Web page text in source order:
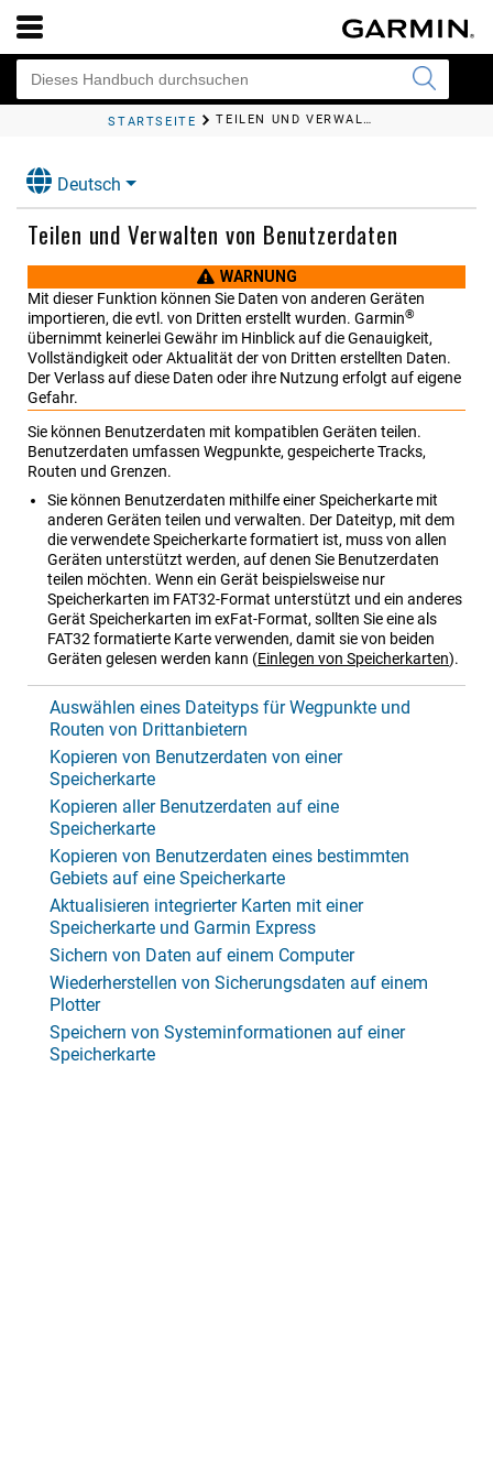
STARTSEITE TEILEN UND VERWALTEN VON BENUTZERDATEN
Deutsch
Teilen und Verwalten von Benutzerdaten
WARNUNG
Mit dieser Funktion können Sie Daten von anderen Geräten
importieren, die evtl. von Dritten erstellt wurden. Garmin®
übernimmt keinerlei Gewähr im Hinblick auf die Genauigkeit,
Vollständigkeit oder Aktualität der von Dritten erstellten Daten.
Der Verlass auf diese Daten oder ihre Nutzung erfolgt auf eigene
Gefahr.
Sie können Benutzerdaten mit kompatiblen Geräten teilen.
Benutzerdaten umfassen Wegpunkte, gespeicherte Tracks,
Routen und Grenzen.
Sie können Benutzerdaten mithilfe einer Speicherkarte mit
anderen Geräten teilen und verwalten. Der Dateityp, mit dem
die verwendete Speicherkarte formatiert ist, muss von allen
Geräten unterstützt werden, auf denen Sie Benutzerdaten
teilen möchten. Wenn ein Gerät beispielsweise nur
Speicherkarten im FAT32-Format unterstützt und ein anderes
Gerät Speicherkarten im exFat-Format, sollten Sie eine als
FAT32 formatierte Karte verwenden, damit sie von beiden
Geräten gelesen werden kann (Einlegen von Speicherkarten).
Auswählen eines Dateityps für Wegpunkte und
Routen von Drittanbietern
Kopieren von Benutzerdaten von einer
Speicherkarte
Kopieren aller Benutzerdaten auf eine
Speicherkarte
Kopieren von Benutzerdaten eines bestimmten
Gebiets auf eine Speicherkarte
Aktualisieren integrierter Karten mit einer
Speicherkarte und Garmin Express
Sichern von Daten auf einem Computer
Wiederherstellen von Sicherungsdaten auf einem
Plotter
Speichern von Systeminformationen auf einer
Speicherkarte